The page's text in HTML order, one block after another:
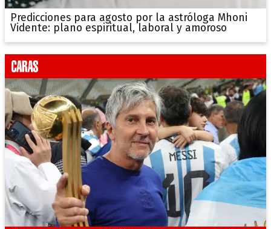
Predicciones para agosto por la astróloga Mhoni
Vidente: plano espiritual, laboral y amoroso